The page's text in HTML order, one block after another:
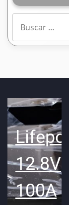
Lifepo4
12.8V
100A